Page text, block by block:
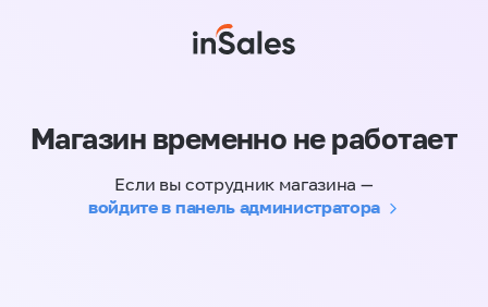
Магазин временно не работает
Если вы сотрудник магазина —
войдите в панель администратора